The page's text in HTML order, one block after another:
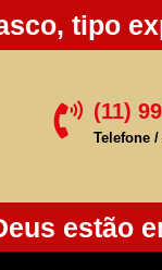
tipo
 (11)
Telefone
estão